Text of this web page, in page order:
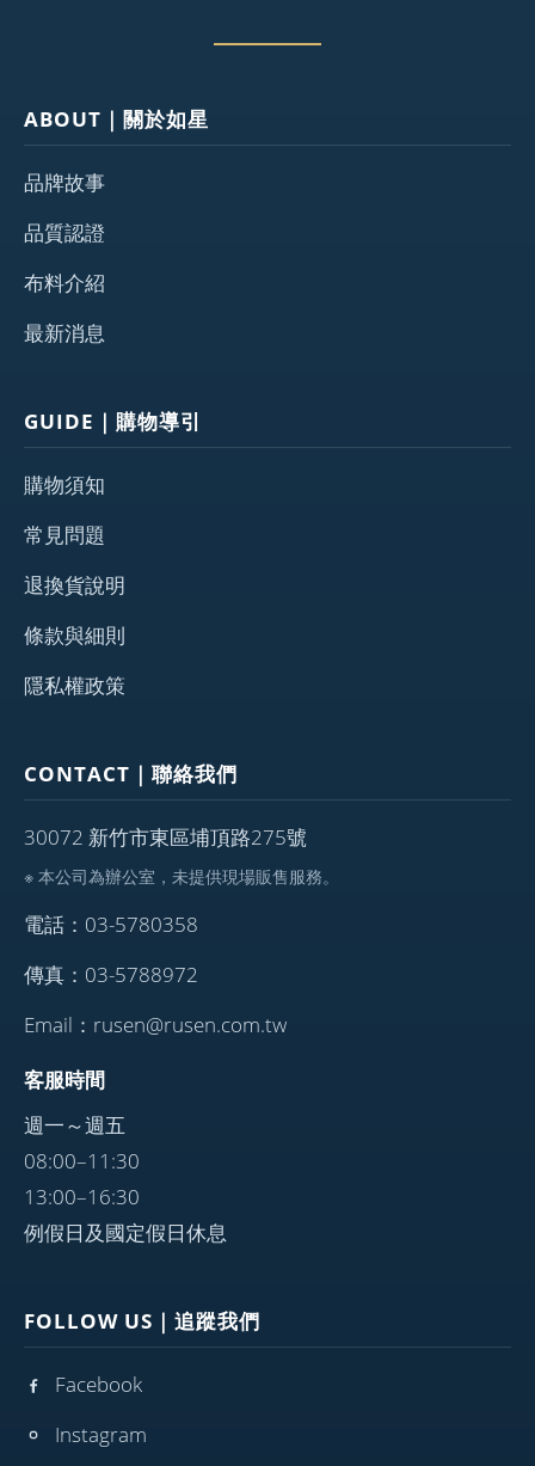
ABOUT｜關於如星
品牌故事
品質認證
布料介紹
最新消息
GUIDE｜購物導引
購物須知
常見問題
退換貨說明
條款與細則
隱私權政策
CONTACT｜聯絡我們
30072 新竹市東區埔頂路275號
※ 本公司為辦公室，未提供現場販售服務。
電話：03-5780358
傳真：03-5788972
Email：rusen@rusen.com.tw
客服時間
週一～週五
08:00–11:30
13:00–16:30
例假日及國定假日休息
FOLLOW US｜追蹤我們
Facebook
Instagram